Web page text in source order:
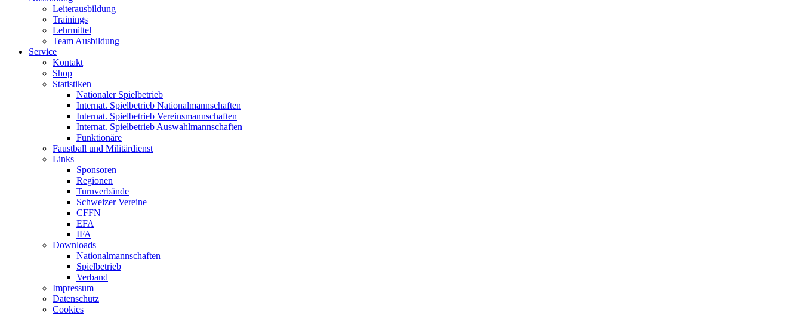
Leiterausbildung
Trainings
Lehrmittel
Team Ausbildung
Service
Kontakt
Shop
Statistiken
Nationaler Spielbetrieb
Internat. Spielbetrieb Nationalmannschaften
Internat. Spielbetrieb Vereinsmannschaften
Internat. Spielbetrieb Auswahlmannschaften
Funktionäre
Faustball und Militärdienst
Links
Sponsoren
Regionen
Turnverbände
Schweizer Vereine
CFFN
EFA
IFA
Downloads
Nationalmannschaften
Spielbetrieb
Verband
Impressum
Datenschutz
Cookies